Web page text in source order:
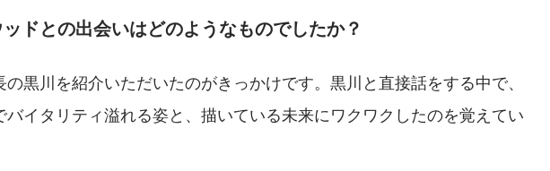
ドとの出会いはどのようなものでしたか？
黒川を紹介いただいたのがきっかけです。黒川と直接話をする中で、
バイタリティ溢れる姿と、描いている未来にワクワクしたのを覚えてい